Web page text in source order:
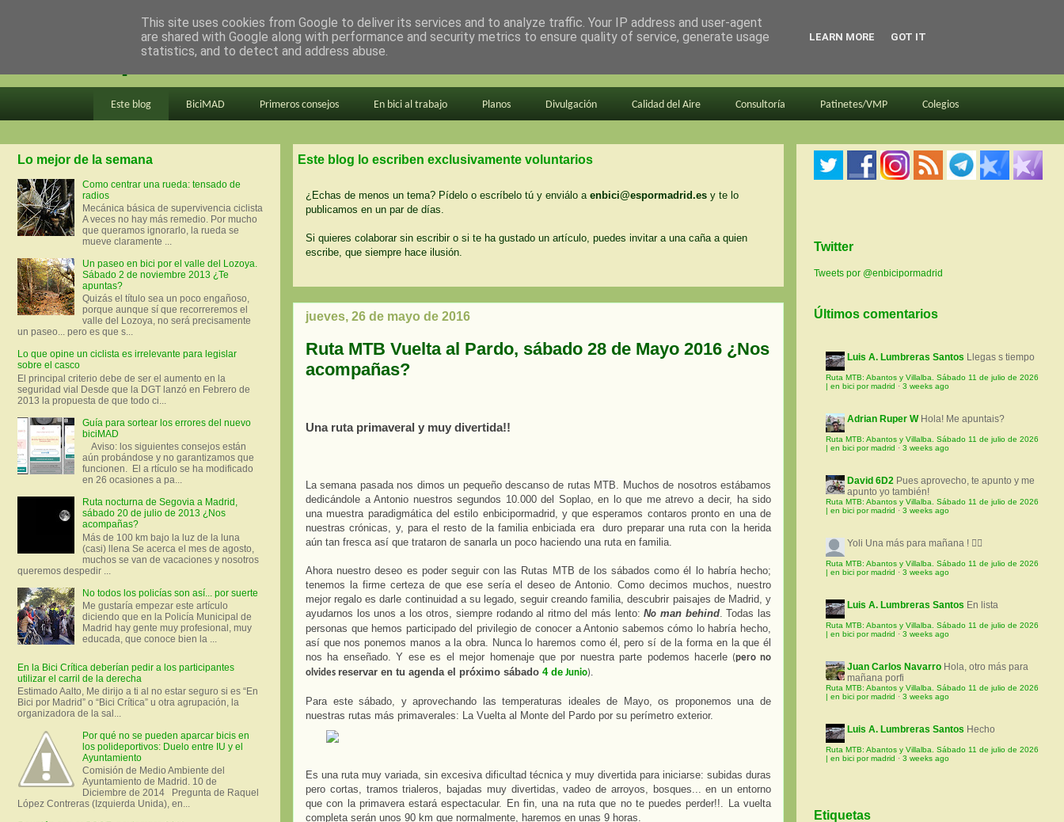
en bici por madrid
Este blog BiciMAD Primeros consejos En bici al trabajo Planos Divulgación Calidad del Aire Consultoría Patinetes/VMP Colegios
Este blog lo escriben exclusivamente voluntarios
¿Echas de menos un tema? Pídelo o escríbelo tú y enviálo a enbici@espormadrid.es y te lo
publicamos en un par de días.
Si quieres colaborar sin escribir o si te ha gustado un artículo, puedes invitar a una caña a quien
escribe, que siempre hace ilusión.
jueves, 26 de mayo de 2016
Ruta MTB Vuelta al Pardo, sábado 28 de Mayo 2016 ¿Nos
acompañas?
Una ruta primaveral y muy divertida!!
La semana pasada nos dimos un pequeño descanso de rutas MTB. Muchos de nosotros estábamos
dedicándole a Antonio nuestros segundos 10.000 del Soplao, en lo que me atrevo a decir, ha sido
una muestra paradigmática del estilo enbicipormadrid, y que esperamos contaros pronto en una de
nuestras crónicas, y, para el resto de la familia enbiciada era
duro preparar una ruta con la herida
aún tan fresca así que trataron de sanarla un poco haciendo una ruta en familia.
Ahora nuestro deseo es poder seguir con las Rutas MTB de los sábados como él lo habría hecho;
tenemos la firme certeza de que ese sería el deseo de Antonio. Como decimos muchos, nuestro
mejor regalo es darle continuidad a su legado, seguir creando familia, descubrir paisajes de Madrid, y
ayudarnos los unos a los otros, siempre rodando al ritmo del más lento:No man behind. Todas las
personas que hemos participado del privilegio de conocer a Antonio sabemos cómo lo habría hecho,
así que nos ponemos manos a la obra. Nunca lo haremos como él, pero sí de la forma en la que él
nos ha enseñado. Y ese es el mejor homenaje que por nuestra parte podemos hacerle (pero no
olvides reservar en tu agenda el próximo sábado 4 de Junio).
Para este sábado, y aprovechando las temperaturas ideales de Mayo, os proponemos una de
nuestras rutas más primaverales: La Vuelta al Monte del Pardo por su perímetro exterior.
Es una ruta muy variada, sin excesiva dificultad técnica y muy divertida para iniciarse: subidas duras
pero cortas, tramos trialeros, bajadas muy divertidas, vadeo de arroyos, bosques... en un entorno
que con la primavera estará espectacular. En fin, una na ruta que no te puedes perder!!. La vuelta
completa serán unos 90 km que normalmente, haremos en unas 9 horas.
Lo mejor de la semana
Como centrar una rueda: tensado de
radios
Mecánica básica de supervivencia ciclista
A veces no hay más remedio. Por mucho
que queramos ignorarlo, la rueda se
mueve claramente ...
Un paseo en bici por el valle del Lozoya.
Sábado 2 de noviembre 2013 ¿Te
apuntas?
Quizás el título sea un poco engañoso,
porque aunque sí que recorreremos el
valle del Lozoya, no será precisamente
un paseo... pero es que s...
Lo que opine un ciclista es irrelevante para legislar
sobre el casco
El principal criterio debe de ser el aumento en la
seguridad vial Desde que la DGT lanzó en Febrero de
2013 la propuesta de que todo ci...
Guía para sortear los errores del nuevo
biciMAD
Aviso: los siguientes consejos están
aún probándose y no garantizamos que
funcionen. El a rtículo se ha modificado
en 26 ocasiones a pa...
Ruta nocturna de Segovia a Madrid,
sábado 20 de julio de 2013 ¿Nos
acompañas?
Más de 100 km bajo la luz de la luna
(casi) llena Se acerca el mes de agosto,
muchos se van de vacaciones y nosotros
queremos despedir ...
No todos los policías son así... por suerte
Me gustaría empezar este artículo
diciendo que en la Policía Municipal de
Madrid hay gente muy profesional, muy
educada, que conoce bien la ...
En la Bici Crítica deberían pedir a los participantes
utilizar el carril de la derecha
Estimado Aalto, Me dirijo a ti al no estar seguro si es “En
Bici por Madrid” o “Bici Crítica” u otra agrupación, la
organizadora de la sal...
Por qué no se pueden aparcar bicis en
los polideportivos: Duelo entre IU y el
Ayuntamiento
Comisión de Medio Ambiente del
Ayuntamiento de Madrid. 10 de
Diciembre de 2014 Pregunta de Raquel
López Contreras (Izquierda Unida), en...
Twitter
Tweets por @enbicipormadrid
Últimos comentarios
Luis A. Lumbreras Santos Llegas s tiempo
Ruta MTB: Abantos y Villalba. Sábado 11 de julio de 2026
| en bici por madrid · 3 weeks ago
Adrian Ruper W Hola! Me apuntais?
Ruta MTB: Abantos y Villalba. Sábado 11 de julio de 2026
| en bici por madrid · 3 weeks ago
David 6D2 Pues aprovecho, te apunto y me
apunto yo también!
Ruta MTB: Abantos y Villalba. Sábado 11 de julio de 2026
| en bici por madrid · 3 weeks ago
Yoli Una más para mañana ! 🚵‍♀️
Ruta MTB: Abantos y Villalba. Sábado 11 de julio de 2026
| en bici por madrid · 3 weeks ago
Luis A. Lumbreras Santos En lista
Ruta MTB: Abantos y Villalba. Sábado 11 de julio de 2026
| en bici por madrid · 3 weeks ago
Juan Carlos Navarro Hola, otro más para
mañana porfi
Ruta MTB: Abantos y Villalba. Sábado 11 de julio de 2026
| en bici por madrid · 3 weeks ago
Luis A. Lumbreras Santos Hecho
Ruta MTB: Abantos y Villalba. Sábado 11 de julio de 2026
| en bici por madrid · 3 weeks ago
Etiquetas
This site uses cookies from Google to deliver its services and to analyze traffic. Your IP address and user-agent
are shared with Google along with performance and security metrics to ensure quality of service, generate usage
statistics, and to detect and address abuse.
LEARN MORE GOT IT